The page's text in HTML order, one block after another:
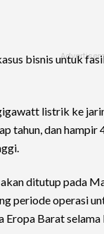
bisnis untuk
listrik ke
tahun, dan hampir
ditutup pada
periode operasi
Eropa Barat